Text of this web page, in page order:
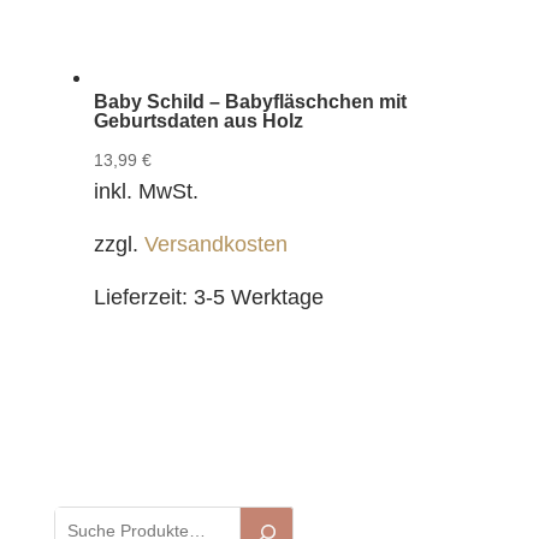
Baby Schild – Babyfläschchen mit
Geburtsdaten aus Holz
13,99 €
inkl. MwSt.
zzgl. Versandkosten
Lieferzeit: 3-5 Werktage